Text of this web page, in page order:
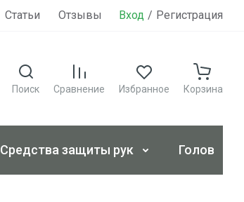
Статьи Отзывы Контакты
Вход / Регистрация
Поиск Сравнение Избранное Корзина
Средства защиты рук Головные